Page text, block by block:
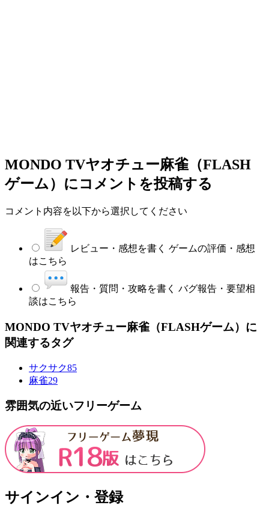
MONDO TVヤオチュー麻雀（FLASH
ゲーム） にコメントを投稿する
コメント内容を以下から選択してください
レビュー・感想を書く ゲームの評価・感想
はこちら
報告・質問・攻略を書く バグ報告・要望相
談はこちら
MONDO TVヤオチュー麻雀（FLASHゲーム）に
関連するタグ
サクサク85
麻雀29
雰囲気の近いフリーゲーム
サインイン・登録